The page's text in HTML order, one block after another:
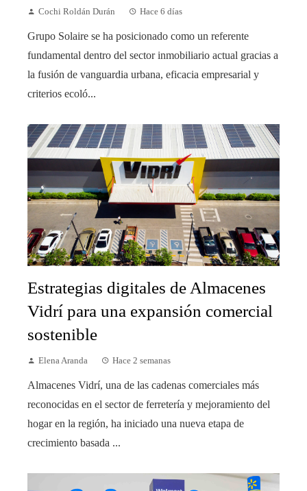
Cochi Roldán Durán Hace 6 días
Grupo Solaire se ha posicionado como un referente
fundamental dentro del sector inmobiliario actual gracias a
la fusión de vanguardia urbana, eficacia empresarial y
criterios ecoló...
Estrategias digitales de Almacenes
Vidrí para una expansión comercial
sostenible
Elena Aranda Hace 2 semanas
Almacenes Vidrí, una de las cadenas comerciales más
reconocidas en el sector de ferretería y mejoramiento del
hogar en la región, ha iniciado una nueva etapa de
crecimiento basada ...